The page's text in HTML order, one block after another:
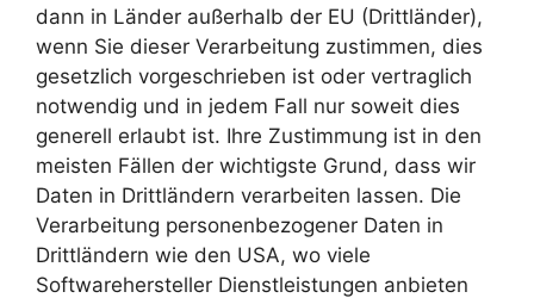
dann in Länder außerhalb der EU (Drittländer),
wenn Sie dieser Verarbeitung zustimmen, dies
gesetzlich vorgeschrieben ist oder vertraglich
notwendig und in jedem Fall nur soweit dies
generell erlaubt ist. Ihre Zustimmung ist in den
meisten Fällen der wichtigste Grund, dass wir
Daten in Drittländern verarbeiten lassen. Die
Verarbeitung personenbezogener Daten in
Drittländern wie den USA, wo viele
Softwarehersteller Dienstleistungen anbieten